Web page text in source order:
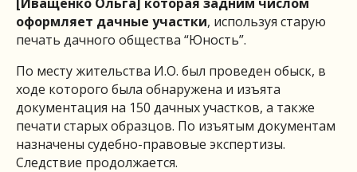
оформляет дачные участки, используя старую
печать дачного общества “Юность”.
По месту жительства И.О. был проведен обыск, в
ходе которого была обнаружена и изъята
документация на 150 дачных участков, а также
печати старых образцов. По изъятым документам
назначены судебно-правовые экспертизы.
Следствие продолжается.